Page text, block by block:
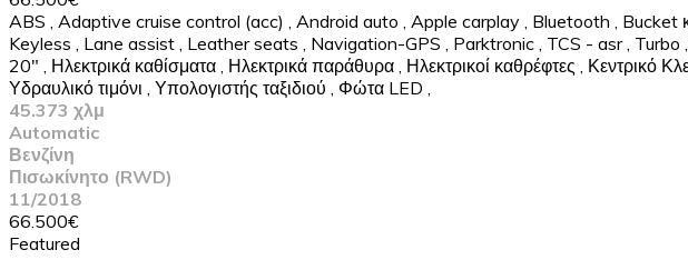
ABS , Adaptive cruise control (acc) , Android auto , Apple carplay , Bluetooth , Bucket
Keyless , Lane assist , Leather seats , Navigation-GPS , Parktronic , TCS - asr , Turbo ,
20" , Ηλεκτρικά καθίσματα , Ηλεκτρικά παράθυρα , Ηλεκτρικοί καθρέφτες , Κεντρικό
Υδραυλικό τιμόνι , Υπολογιστής ταξιδιού , Φώτα LED ,
45.373 χλμ
Automatic
Βενζίνη
Πισωκίνητο (RWD)
11/2018
66.500€
Featured